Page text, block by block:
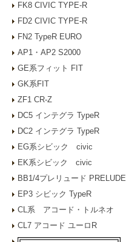
FK8 CIVIC TYPE-R
FD2 CIVIC TYPE-R
FN2 TypeR EURO
AP1・AP2 S2000
GE系フィット FIT
GK系FIT
ZF1 CR-Z
DC5 インテグラ TypeR
DC2 インテグラ TypeR
EG系シビック civic
EK系シビック civic
BB1/4プレリュード PRELUDE
EP3 シビック TypeR
CL系 アコード・トルネオ
CL7 アコード ユーロR